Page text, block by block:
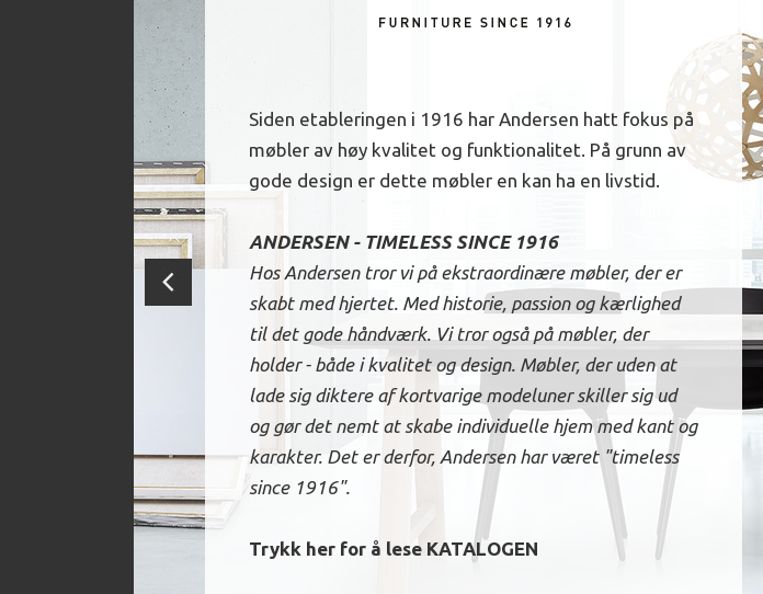
Siden etableringen i 1916 har Andersen hatt fokus på
møbler av høy kvalitet og funktionalitet. På grunn av
gode design er dette møbler en kan ha en livstid.
ANDERSEN - TIMELESS SINCE 1916
Hos Andersen tror vi på ekstraordinære møbler, der er
skabt med hjertet. Med historie, passion og kærlighed
til det gode håndværk. Vi tror også på møbler, der
holder - både i kvalitet og design. Møbler, der uden at
lade sig diktere af kortvarige modeluner skiller sig ud
og gør det nemt at skabe individuelle hjem med kant og
karakter. Det er derfor, Andersen har været "timeless
since 1916".
Trykk her for å lese KATALOGEN